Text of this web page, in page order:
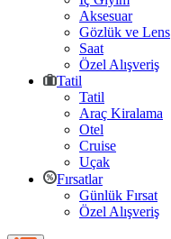
Aksesuar
Gözlük ve Lens
Saat
Özel Alışveriş
Tatil
Tatil
Araç Kiralama
Otel
Cruise
Uçak
Fırsatlar
Günlük Fırsat
Özel Alışveriş